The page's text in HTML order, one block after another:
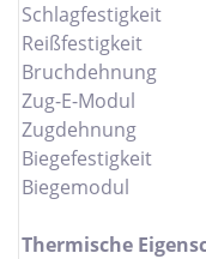
Schlagfestigkeit
Reißfestigkeit
Bruchdehnung
Zug-E-Modul
Zugdehnung
Biegefestigkeit
Biegemodul
Thermische